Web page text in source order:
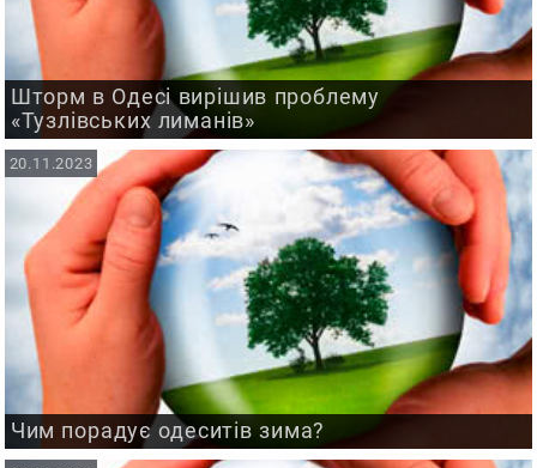
Шторм в Одесі вирішив проблему
«Тузлівських лиманів»
Чим порадує одеситів зима?
20.11.2023